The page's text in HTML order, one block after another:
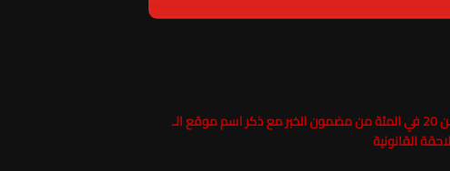
حفاظاً على حقوق الملكية الفكرية يرجى عدم نسخ ما يزيد عن 20 في المئة من مضمون الخبر مع ذكر اسم موقع الـ